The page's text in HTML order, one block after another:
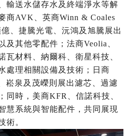
輸送水儲存水及終端淨水等解
商AVK、英商Winn & Coales
、捷騰光電、沅鴻及旭騰展出
及其他零配件；法商Veolia、
瓦材料、納爾科、衛星科技、
處理相關設備及技術；日商
崧泉及茂嶸則展出濾芯、過濾
同時，美商KFR、信諾科技、
慧系統與智能配件，共同展現
術。